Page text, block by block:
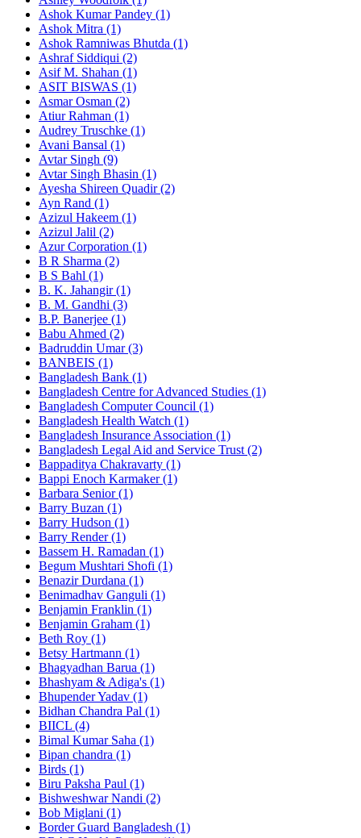
Ashok Kumar Pandey (1)
Ashok Mitra (1)
Ashok Ramniwas Bhutda (1)
Ashraf Siddiqui (2)
Asif M. Shahan (1)
ASIT BISWAS (1)
Asmar Osman (2)
Atiur Rahman (1)
Audrey Truschke (1)
Avani Bansal (1)
Avtar Singh (9)
Avtar Singh Bhasin (1)
Ayesha Shireen Quadir (2)
Ayn Rand (1)
Azizul Hakeem (1)
Azizul Jalil (2)
Azur Corporation (1)
B R Sharma (2)
B S Bahl (1)
B. K. Jahangir (1)
B. M. Gandhi (3)
B.P. Banerjee (1)
Babu Ahmed (2)
Badruddin Umar (3)
BANBEIS (1)
Bangladesh Bank (1)
Bangladesh Centre for Advanced Studies (1)
Bangladesh Computer Council (1)
Bangladesh Health Watch (1)
Bangladesh Insurance Association (1)
Bangladesh Legal Aid and Service Trust (2)
Bappaditya Chakravarty (1)
Bappi Enoch Karmaker (1)
Barbara Senior (1)
Barry Buzan (1)
Barry Hudson (1)
Barry Render (1)
Bassem H. Ramadan (1)
Begum Mushtari Shofi (1)
Benazir Durdana (1)
Benimadhav Ganguli (1)
Benjamin Franklin (1)
Benjamin Graham (1)
Beth Roy (1)
Betsy Hartmann (1)
Bhagyadhan Barua (1)
Bhashyam & Adiga's (1)
Bhupender Yadav (1)
Bidhan Chandra Pal (1)
BIICL (4)
Bimal Kumar Saha (1)
Bipan chandra (1)
Birds (1)
Biru Paksha Paul (1)
Bishweshwar Nandi (2)
Bob Miglani (1)
Border Guard Bangladesh (1)